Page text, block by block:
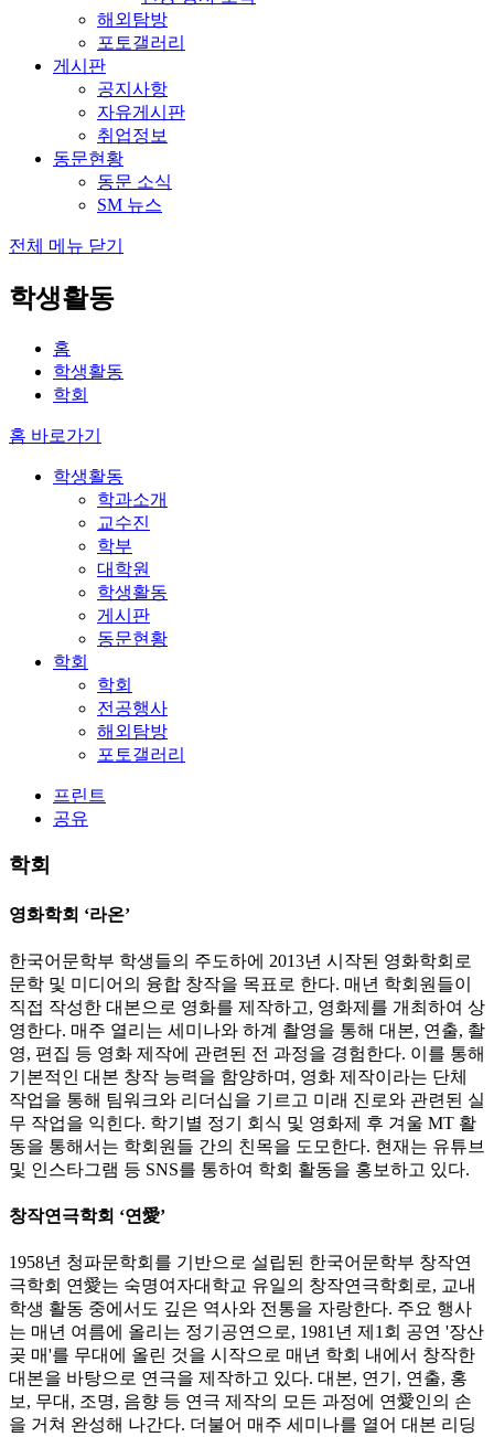
해외탐방
포토갤러리
게시판
공지사항
자유게시판
취업정보
동문현황
동문 소식
SM 뉴스
전체 메뉴 닫기
학생활동
홈
학생활동
학회
홈 바로가기
학생활동
학과소개
교수진
학부
대학원
학생활동
게시판
동문현황
학회
학회
전공행사
해외탐방
포토갤러리
프린트
공유
학회
영화학회 ‘라온’
한국어문학부 학생들의 주도하에 2013년 시작된 영화학회로
문학 및 미디어의 융합 창작을 목표로 한다. 매년 학회원들이
직접 작성한 대본으로 영화를 제작하고, 영화제를 개최하여 상
영한다. 매주 열리는 세미나와 하계 촬영을 통해 대본, 연출, 촬
영, 편집 등 영화 제작에 관련된 전 과정을 경험한다. 이를 통해
기본적인 대본 창작 능력을 함양하며, 영화 제작이라는 단체
작업을 통해 팀워크와 리더십을 기르고 미래 진로와 관련된 실
무 작업을 익힌다. 학기별 정기 회식 및 영화제 후 겨울 MT 활
동을 통해서는 학회원들 간의 친목을 도모한다. 현재는 유튜브
및 인스타그램 등 SNS를 통하여 학회 활동을 홍보하고 있다.
창작연극학회 ‘연愛’
1958년 청파문학회를 기반으로 설립된 한국어문학부 창작연
극학회 연愛는 숙명여자대학교 유일의 창작연극학회로, 교내
학생 활동 중에서도 깊은 역사와 전통을 자랑한다. 주요 행사
는 매년 여름에 올리는 정기공연으로, 1981년 제1회 공연 '장산
곶 매'를 무대에 올린 것을 시작으로 매년 학회 내에서 창작한
대본을 바탕으로 연극을 제작하고 있다. 대본, 연기, 연출, 홍
보, 무대, 조명, 음향 등 연극 제작의 모든 과정에 연愛인의 손
을 거쳐 완성해 나간다. 더불어 매주 세미나를 열어 대본 리딩